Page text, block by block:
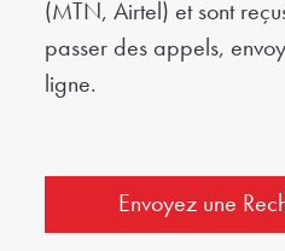
(MTN, Airtel) et sont
passer des appels,
ligne.
Envoyez une